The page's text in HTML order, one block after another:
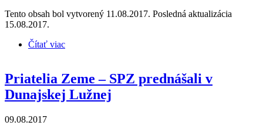
Tento obsah bol vytvorený 11.08.2017. Posledná aktualizácia
15.08.2017.
Čítať viac
Priatelia Zeme – SPZ prednášali v
Dunajskej Lužnej
09.08.2017